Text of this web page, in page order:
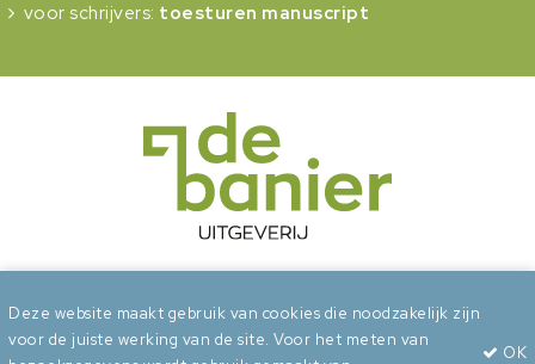
voor schrijvers: toesturen manuscript
Algemene voorwaarden Privacy
Deze website maakt gebruik van cookies die noodzakelijk zijn
voor de juiste werking van de site. Voor het meten van
OK